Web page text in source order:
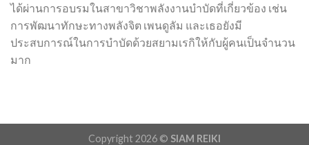
ได้ผ่านการอบรมในสาขาวิชาพลังงานบำบัดที่เกี่ยวข้อง เช่น
การพัฒนาทักษะทางพลังจิต เพนดูลัม และเธอยังมี
ประสบการณ์ในการบำบัดด้วยสยามเรกิให้กับผู้คนเป็นจำนวน
มาก
Copyright 2026 © SIAM REIKI